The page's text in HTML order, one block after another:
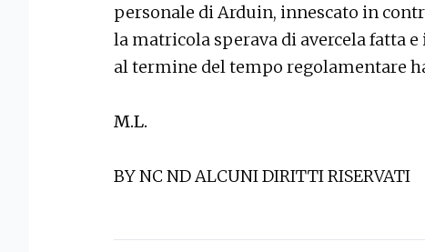
personale di Arduin, innescato in
la matricola sperava di avercela fatta
al termine del tempo regolamentare
M.L.
BY NC ND ALCUNI DIRITTI RISERVATI